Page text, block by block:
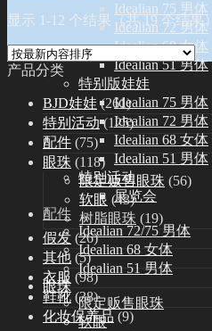
Idealian 75 男体
Idealian 72 男体
Idealian 68 女体
Idealian 51 男体
特别版娃娃
Idealian 75 男体
Idealian 72 男体
Idealian 68 女体
Idealian 51 男体
特别活动
展览会
配件
Idealian 72/75 男体
Idealian 68 女体
Idealian 51 男体
眼珠
限定贩售眼珠
软眼
显示 1-12 个结果（共 19 个结果）
产品分类
BJD娃娃 (261)
特别活动 (125)
配件 (75)
眼珠 (118)
限定贩售眼珠 (56)
软眼 (43)
树脂眼珠 (19)
假发 (26)
其他 (5)
衣服 (98)
鞋靴 (38)
化妆保养品 (9)